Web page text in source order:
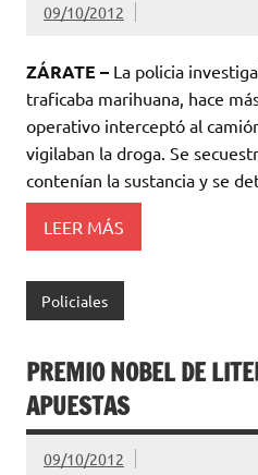
09/10/2012
ZÁRATE – La policia
traficaba marihuana, hace
operativo interceptó al
vigilaban la droga. Se
contenían la sustancia y se
LEER MÁS
Policiales
PREMIO NOBEL DE
APUESTAS
09/10/2012